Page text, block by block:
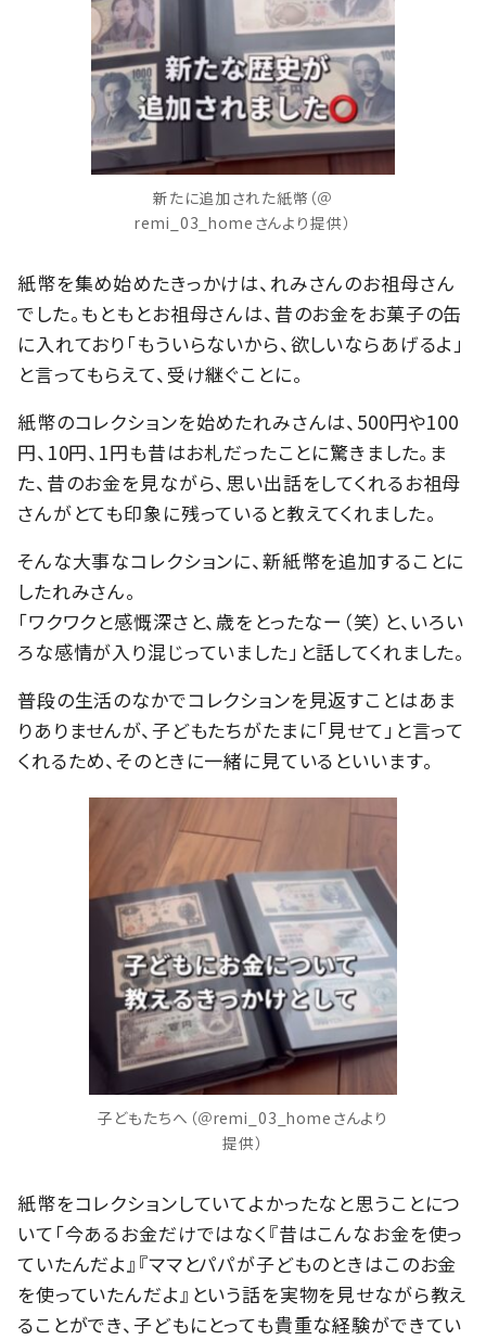
新たに追加された紙幣（＠
remi_03_homeさんより提供）
紙幣を集め始めたきっかけは、れみさんのお祖母さん
でした。もともとお祖母さんは、昔のお金をお菓子の缶
に入れており「もういらないから、欲しいならあげるよ」
と言ってもらえて、受け継ぐことに。
紙幣のコレクションを始めたれみさんは、500円や100
円、10円、1円も昔はお札だったことに驚きました。ま
た、昔のお金を見ながら、思い出話をしてくれるお祖母
さんがとても印象に残っていると教えてくれました。
そんな大事なコレクションに、新紙幣を追加することに
したれみさん。
「ワクワクと感慨深さと、歳をとったなー（笑）と、いろい
ろな感情が入り混じっていました」と話してくれました。
普段の生活のなかでコレクションを見返すことはあま
りありませんが、子どもたちがたまに「見せて」と言って
くれるため、そのときに一緒に見ているといいます。
子どもたちへ（＠remi_03_homeさんより
提供）
紙幣をコレクションしていてよかったなと思うことにつ
いて「今あるお金だけではなく『昔はこんなお金を使っ
ていたんだよ』『ママとパパが子どものときはこのお金
を使っていたんだよ』という話を実物を見せながら教え
ることができ、子どもにとっても貴重な経験ができてい